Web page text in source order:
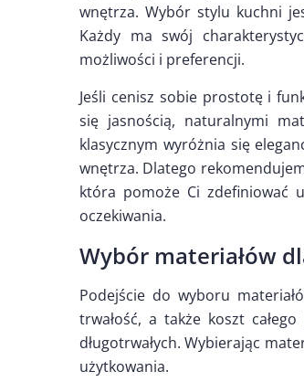
wnętrza. Wybór stylu kuchni
Każdy ma swój
możliwości i preferencji.
Jeśli cenisz sobie prostotę i
się jasnością, naturalnymi
klasycznym wyróżnia się
wnętrza. Dlatego
która pomoże Ci zdefiniować
oczekiwania.
Wybór materiałów
Podejście do wyboru
trwałość, a także koszt
długotrwałych. Wybierając
użytkowania.